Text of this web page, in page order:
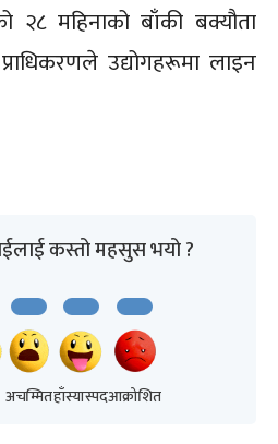
२८ महिनाको बाँकी बक्यौता
उद्योगहरूमा लाइन
कस्तो महसुस भयो ?
अचम्मितहाँस्यास्पदआक्रोशित